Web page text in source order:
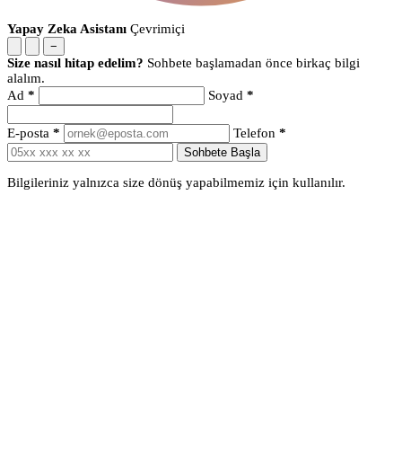
Yapay Zeka Asistanı Çevrimiçi
−
Size nasıl hitap edelim? Sohbete başlamadan önce birkaç bilgi
alalım.
Ad * Soyad *
E-posta * Telefon *
Sohbete Başla
Bilgileriniz yalnızca size dönüş yapabilmemiz için kullanılır.